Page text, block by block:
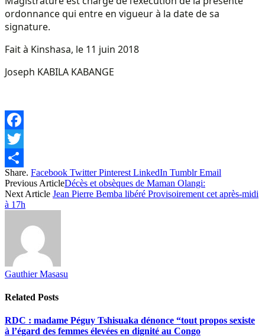
ordonnance qui entre en vigueur à la date de sa
signature.
Fait à Kinshasa, le 11 juin 2018
Joseph KABILA KABANGE
Facebook
Twitter
Share
Share. Facebook Twitter Pinterest LinkedIn Tumblr Email
Previous ArticleDécès et obsèques de Maman Olangi:
Next Article Jean Pierre Bemba libéré Provisoirement cet après-midi
à 17h
Gauthier Masasu
Related Posts
RDC : madame Péguy Tshisuaka dénonce “tout propos sexiste
à l’égard des femmes élevées en dignité au Congo